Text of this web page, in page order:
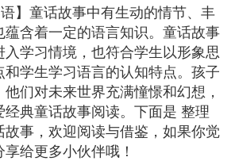
语】童话故事中有生动的情节、丰
含着一定的语言知识。童话故事
学习情境，也符合学生以形象思
学生学习语言的认知特点。孩子
们对未来世界充满憧憬和幻想，
典童话故事阅读。下面是 整理
事，欢迎阅读与借鉴，如果你觉
给更多小伙伴哦！